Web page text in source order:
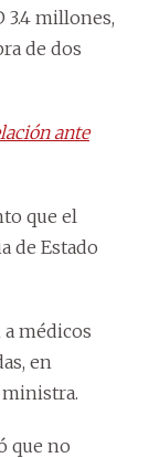
3.4 millones,
de dos
ante
que el
de Estado
médicos
en
ministra.
que no